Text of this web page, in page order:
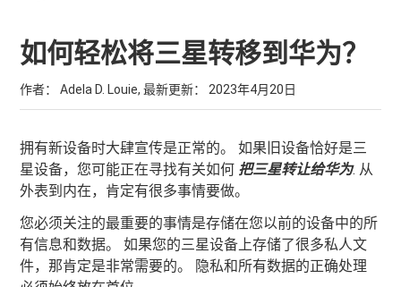
如何轻松将三星转移到华为？
作者： Adela D. Louie, 最新更新： 2023年4月20日
拥有新设备时大肆宣传是正常的。 如果旧设备恰好是三
星设备，您可能正在寻找有关如何 把三星转让给华为. 从
外表到内在，肯定有很多事情要做。
您必须关注的最重要的事情是存储在您以前的设备中的所
有信息和数据。 如果您的三星设备上存储了很多私人文
件，那肯定是非常需要的。 隐私和所有数据的正确处理